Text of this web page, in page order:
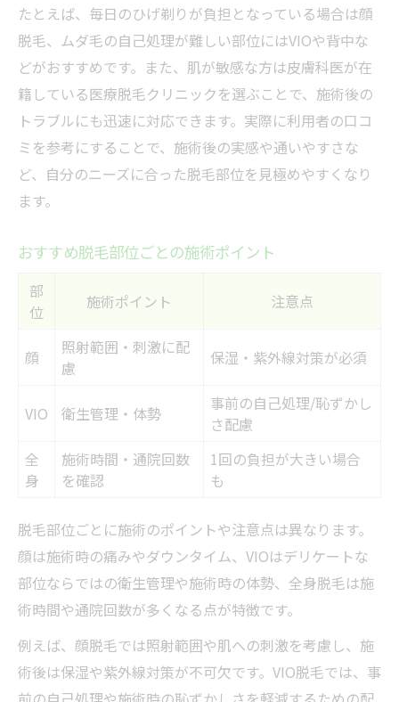
たとえば、毎日のひげ剃りが負担となっている場合は顔
脱毛、ムダ毛の自己処理が難しい部位にはVIOや背中な
どがおすすめです。また、肌が敏感な方は皮膚科医が在
籍している医療脱毛クリニックを選ぶことで、施術後の
トラブルにも迅速に対応できます。実際に利用者の口コ
ミを参考にすることで、施術後の実感や通いやすさな
ど、自分のニーズに合った脱毛部位を見極めやすくなり
ます。
おすすめ脱毛部位ごとの施術ポイント
部
位
施術ポイント 注意点
顔
照射範囲・刺激に配
慮
保湿・紫外線対策が必須
VIO 衛生管理・体勢
事前の自己処理/恥ずかし
さ配慮
全
身
施術時間・通院回数
を確認
1回の負担が大きい場合
も
脱毛部位ごとに施術のポイントや注意点は異なります。
顔は施術時の痛みやダウンタイム、VIOはデリケートな
部位ならではの衛生管理や施術時の体勢、全身脱毛は施
術時間や通院回数が多くなる点が特徴です。
例えば、顔脱毛では照射範囲や肌への刺激を考慮し、施
術後は保湿や紫外線対策が不可欠です。VIO脱毛では、事